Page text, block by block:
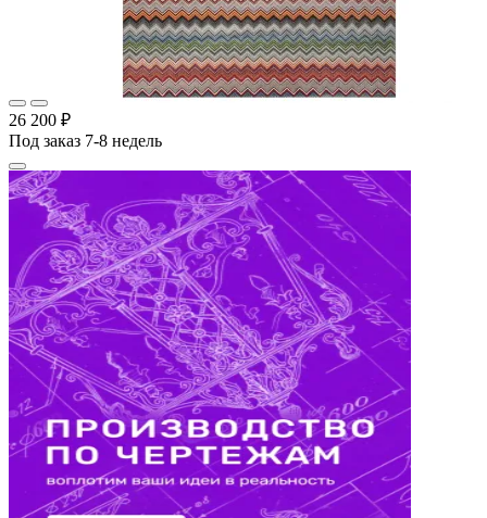
26 200 ₽
Под заказ 7-8 недель